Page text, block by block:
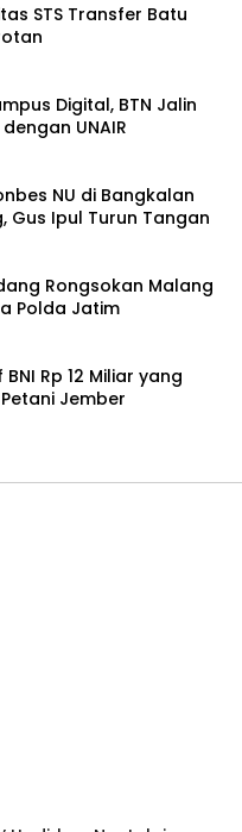
STS Transfer Batu
Digital, BTN Jalin
UNAIR
NU di Bangkalan
Gus Ipul Turun Tangan
Rongsokan Malang
Polda Jatim
Rp 12 Miliar yang
Jember